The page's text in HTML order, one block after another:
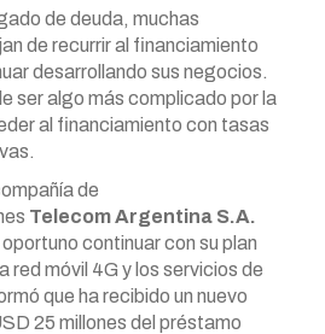
de deuda, muchas
de recurrir al financiamiento
desarrollando sus negocios.
ser algo más complicado por la
al financiamiento con tasas
de
Telecom Argentina S.A.
continuar con su plan
red móvil 4G y los servicios de
que ha recibido un nuevo
25 millones del préstamo